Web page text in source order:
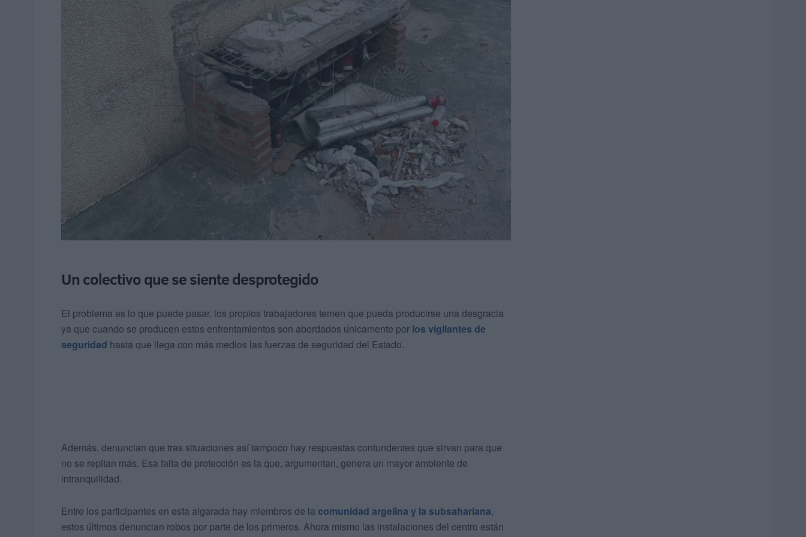
Un colectivo que se siente desprotegido
El problema es lo que puede pasar, los propios trabajadores temen que pueda producirse una desgracia
ya que cuando se producen estos enfrentamientos son abordados únicamente por los vigilantes de
seguridad hasta que llega con más medios las fuerzas de seguridad del Estado.
Además, denuncian que tras situaciones así tampoco hay respuestas contundentes que sirvan para que
no se repitan más. Esa falta de protección es la que, argumentan, genera un mayor ambiente de
intranquilidad.
Entre los participantes en esta algarada hay miembros de la comunidad argelina y la subsahariana,
estos últimos denuncian robos por parte de los primeros. Ahora mismo las instalaciones del centro están